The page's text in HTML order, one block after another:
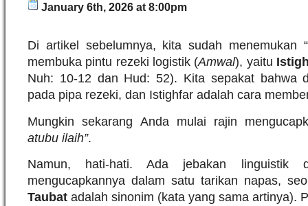
January 6th, 2026 at 8:00pm
Di artikel sebelumnya, kita sudah menemukan
membuka pintu rezeki logistik (Amwal), yaitu
Nuh: 10-12 dan Hud: 52). Kita sepakat bahwa
pada pipa rezeki, dan Istighfar adalah cara
Mungkin sekarang Anda mulai rajin
atubu ilaih”.
Namun, hati-hati. Ada jebakan
mengucapkannya dalam satu tarikan napas,
Taubat adalah sinonim (kata yang sama artinya).